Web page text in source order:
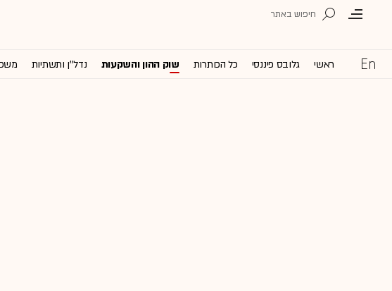
ראשי גלובס פיננסי כל הכותרות שוק ההון והשקעות נדל''ן ותשתיות